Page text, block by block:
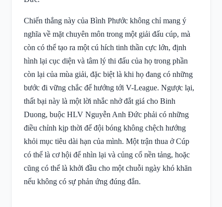
Chiến thắng này của Bình Phước không chỉ mang ý
nghĩa về mặt chuyên môn trong một giải đấu cúp, mà
còn có thể tạo ra một cú hích tinh thần cực lớn, định
hình lại cục diện và tâm lý thi đấu của họ trong phần
còn lại của mùa giải, đặc biệt là khi họ đang có những
bước đi vững chắc để hướng tới V-League. Ngược lại,
thất bại này là một lời nhắc nhở đắt giá cho Binh
Duong, buộc HLV Nguyễn Anh Đức phải có những
điều chỉnh kịp thời để đội bóng không chệch hướng
khỏi mục tiêu dài hạn của mình. Một trận thua ở Cúp
có thể là cơ hội để nhìn lại và củng cố nền tảng, hoặc
cũng có thể là khởi đầu cho một chuỗi ngày khó khăn
nếu không có sự phản ứng đúng đắn.